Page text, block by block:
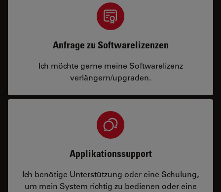
Anfrage zu Softwarelizenzen
Ich möchte gerne meine Softwarelizenz
verlängern/upgraden.
Applikationssupport
Ich benötige Unterstützung oder eine Schulung,
um mein System richtig zu bedienen oder eine